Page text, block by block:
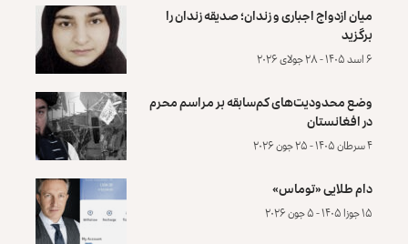
میان ازدواج اجباری و زندان؛ صدیقه زندان را
برگزید
۶ اسد ۱۴۰۵ - ۲۸ جولای ۲۰۲۶
وضع محدودیت‌های کم‌سابقه بر مراسم محرم
در افغانستان
۴ سرطان ۱۴۰۵ - ۲۵ جون ۲۰۲۶
دام طلایی «توماس»
۱۵ جوزا ۱۴۰۵ - ۵ جون ۲۰۲۶